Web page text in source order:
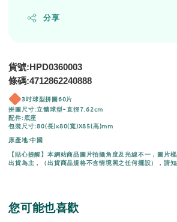
分享
貨號:HPD0360003
條碼:4712862240888
3吋球型拼圖60片
拼圖尺寸:立體球型-直徑7.62cm
配件:底座
包裝尺寸:80(長)x80(寬)X85(高)mm
原產地:中國
【貼心提醒】本網站商品圖片拍攝角度及光線不一，圖片
出貨為主，（出貨商品規格不含情境照之任何擺設），請知
您可能也喜歡